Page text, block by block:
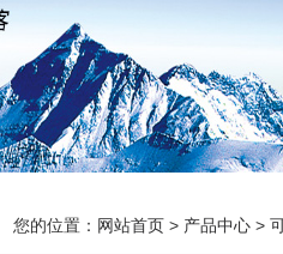
您的位置： 网站首页 > 产品中心 >